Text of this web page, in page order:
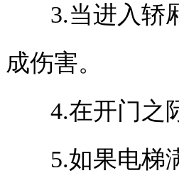
3.当进入轿
成伤害。
4.在开门之
5.如果电梯